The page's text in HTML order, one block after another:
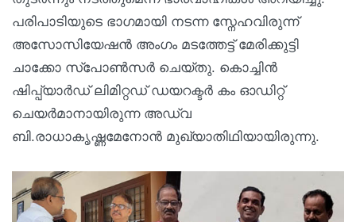
പരിപാടിയുടെ ഭാഗമായി നടന്ന സ്നേഹവിരുന്ന്
അസോസിയേഷന്‍ അംഗം മടത്തേട്ട് മേരിക്കുട്ടി
ചാക്കോ സ്പോണ്‍സര്‍ ചെയ്തു. കൊച്ചിൻ
ഷിപ്പ്‌യാർഡ് ലിമിറ്റഡ് ഡയറക്ടർ കം ഓഡിറ്റ്
ചെയർമാനായിരുന്ന അഡ്വ
ബി.രാധാകൃഷ്ണമേനോന്‍ മുഖ്യാതിഥിയായിരുന്നു.